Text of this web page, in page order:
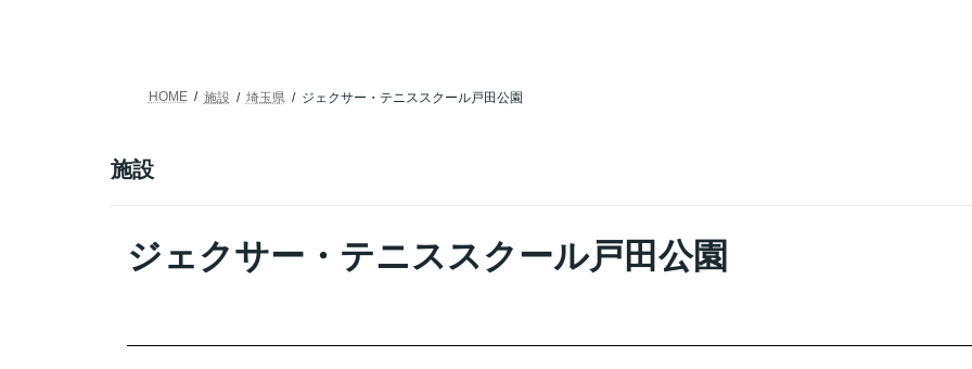
施設
HOME 施設 埼玉県 ジェクサー・テニススクール戸田公園
ジェクサー・テニススクール戸田公園